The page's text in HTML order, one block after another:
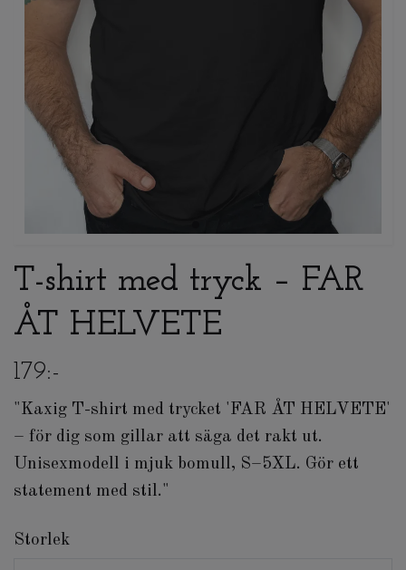
T-shirt med tryck – FAR
ÅT HELVETE
179:-
"Kaxig T-shirt med trycket 'FAR ÅT HELVETE'
– för dig som gillar att säga det rakt ut.
Unisexmodell i mjuk bomull, S–5XL. Gör ett
statement med stil."
Storlek